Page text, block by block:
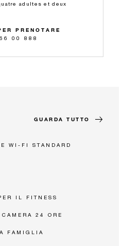
adultes et deux
PRENOTARE
00 888
GUARDA TUTTO
WI-FI STANDARD
IL FITNESS
24 ORE
FAMIGLIA